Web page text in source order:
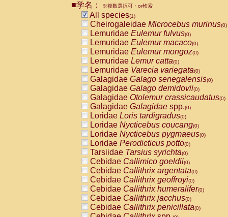
CebidaeCebus nigrivittatus
CebidaeCebus
CebidaeSaimiri boliviensis(0)
CebidaeSaimiri sciureus(0)
AtelidaeAlouatta caraya(0)
AtelidaeAlouatta fusca(0)
AtelidaeAlouatta seniculus
AtelidaeAlouattaspp.(0)
AtelidaeAteles belzebuth(0)
AtelidaeAteles geoffroyi(0)
AtelidaeAteles paniscus(0)
AtelidaeAtelesspp.(0)
Atelidae Lagothrix lagothricha
AtelidaeLagothrix lagothricha cana
PitheciidaeCacajao calvus
PitheciidaeCallicebus cupreus
PitheciidaeCallicebus donacophilus
PitheciidaeCallicebus moloch
PitheciidaeCallicebus torquatus
PitheciidaeCallicebusspp.(0)
PitheciidaeChiropotes satanas(0)
PitheciidaePithecia monachus
PitheciidaePithecia pithecia(0)
CercopithecidaeCercocebus agilis
■学名： ※複数選択可・or検索
All species(1)
Cheirogaleidae Microcebus murinus(0)
Lemuridae Eulemur fulvus(0)
Lemuridae Eulemur macaco(0)
Lemuridae Eulemur mongoz(0)
Lemuridae Lemur catta(0)
Lemuridae Varecia variegata(0)
Galagidae Galago senegalensis(0)
Galagidae Galago demidovii(0)
Galagidae Otolemur crassicaudatus(0)
Galagidae Galagidae spp.(0)
Loridae Loris tardigradus(0)
Loridae Nycticebus coucang(0)
Loridae Nycticebus pygmaeus(0)
Loridae Perodicticus potto(0)
Tarsiidae Tarsius syrichta(0)
Cebidae Callimico goeldii(0)
Cebidae Callithrix argentata(0)
Cebidae Callithrix geoffroyi(0)
Cebidae Callithrix humeralifer(0)
Cebidae Callithrix jacchus(0)
Cebidae Callithrix penicillata(0)